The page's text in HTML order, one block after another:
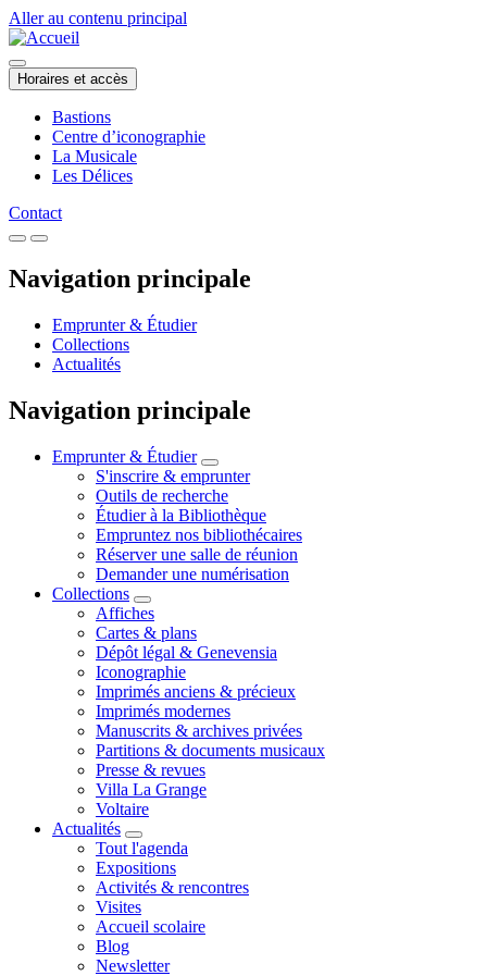
Aller au contenu principal
Horaires et accès
Bastions
Centre d’iconographie
La Musicale
Les Délices
Contact
Navigation principale
Emprunter & Étudier
Collections
Actualités
Navigation principale
Emprunter & Étudier
S'inscrire & emprunter
Outils de recherche
Étudier à la Bibliothèque
Empruntez nos bibliothécaires
Réserver une salle de réunion
Demander une numérisation
Collections
Affiches
Cartes & plans
Dépôt légal & Genevensia
Iconographie
Imprimés anciens & précieux
Imprimés modernes
Manuscrits & archives privées
Partitions & documents musicaux
Presse & revues
Villa La Grange
Voltaire
Actualités
Tout l'agenda
Expositions
Activités & rencontres
Visites
Accueil scolaire
Blog
Newsletter